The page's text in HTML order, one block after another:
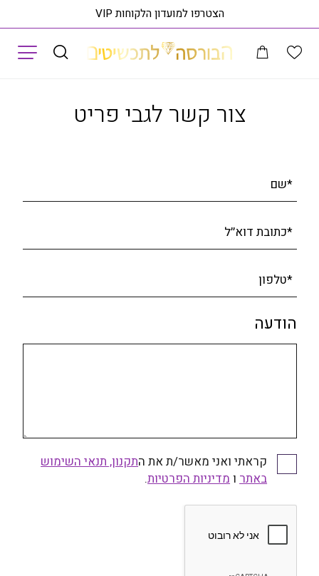
הצטרפו למועדון הלקוחות VIP
צור קשר לגבי פריט
*שם
*כתובת דוא׳׳ל
*טלפון
הודעה
קראתי ואני מאשר/ת את התקנון, תנאי השימוש באתר
ומדיניות הפרטיות
קראתי ואני מאשר/ת את התקנון, תנאי השימוש
באתר ו מדיניות הפרטיות.